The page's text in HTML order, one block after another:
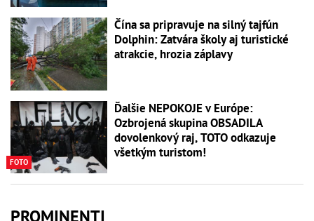
Čína sa pripravuje na silný tajfún
Dolphin: Zatvára školy aj turistické
atrakcie, hrozia záplavy
FOTO
Ďalšie NEPOKOJE v Európe:
Ozbrojená skupina OBSADILA
dovolenkový raj, TOTO odkazuje
všetkým turistom!